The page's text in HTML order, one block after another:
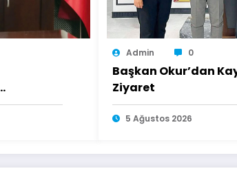
Admin 0
Başkan Okur’dan
Ziyaret
5 Ağustos 2026